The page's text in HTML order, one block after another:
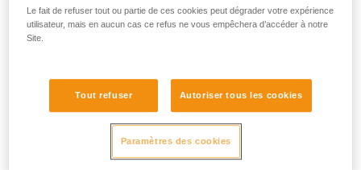
SI VOUS N’UTILISEZ PAS CETTE TECHNIQUE lors de
longue descente, l’élongation des cordes peut poser deux
Le fait de refuser tout ou partie de ces cookies peut dégrader votre expérience
utilisateur, mais en aucun cas ce refus ne vous empêchera d’accéder à notre
Site.
Tout refuser Autoriser tous les cookies
Paramètres des cookies